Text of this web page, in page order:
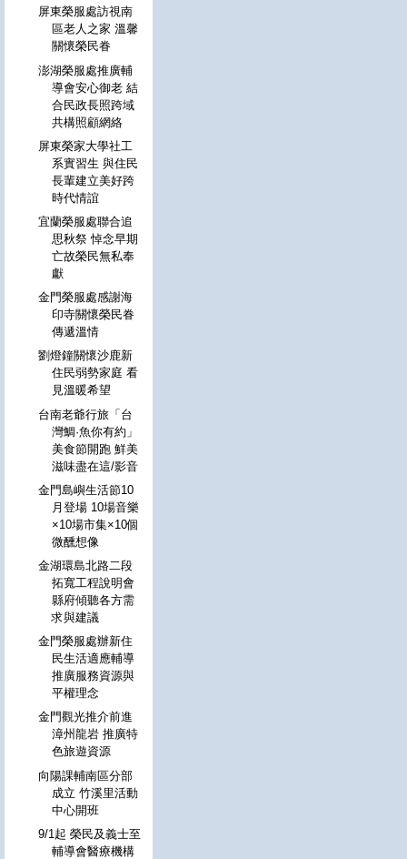
屏東榮服處訪視南
區老人之家 溫馨
關懷榮民眷
澎湖榮服處推廣輔
導會安心御老 結
合民政長照跨域
共構照顧網絡
屏東榮家大學社工
系實習生 與住民
長輩建立美好跨
時代情誼
宜蘭榮服處聯合追
思秋祭 悼念早期
亡故榮民無私奉
獻
金門榮服處感謝海
印寺關懷榮民眷
傳遞溫情
劉燈鐘關懷沙鹿新
住民弱勢家庭 看
見溫暖希望
台南老爺行旅「台
灣鯛·魚你有約」
美食節開跑 鮮美
滋味盡在這/影音
金門島嶼生活節10
月登場 10場音樂
×10場市集×10個
微醺想像
金湖環島北路二段
拓寬工程說明會
縣府傾聽各方需
求與建議
金門榮服處辦新住
民生活適應輔導
推廣服務資源與
平權理念
金門觀光推介前進
漳州龍岩 推廣特
色旅遊資源
向陽課輔南區分部
成立 竹溪里活動
中心開班
9/1起 榮民及義士至
輔導會醫療機構